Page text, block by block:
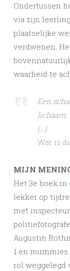
Ondertussen
via zijn
plaatselijke
verdwenen.
waarheid te
Een
lichaam.
(…)
Wat is
MIJN
Het 3e boek in
lekker op
met
Augustin
1 en
rol weggelegd